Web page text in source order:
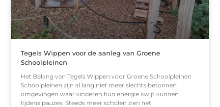
Tegels Wippen voor de aanleg van Groene
Schoolpleinen
Het Belang van Tegels Wippen voor Groene Schoolpleinen
Schoolpleinen zijn al lang niet meer slechts betonnen
omgevingen waar kinderen hun energie kwijt kunnen
tijdens pauzes. Steeds meer scholen zien het